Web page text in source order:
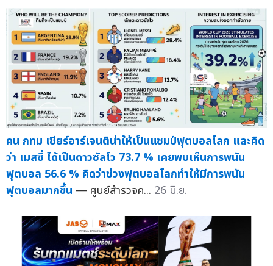
คน กทม เชียร์อาร์เจนติน่าให้เป็นแชมป์ฟุตบอลโลก และคิด
ว่า เมสซี่ ได้เป็นดาวซัลโว 73.7 % เคยพบเห็นการพนัน
ฟุตบอล 56.6 % คิดว่าช่วงฟุตบอลโลกทำให้มีการพนัน
ฟุตบอลมากขึ้น — ศูนย์สำรวจค... 26 มิ.ย.